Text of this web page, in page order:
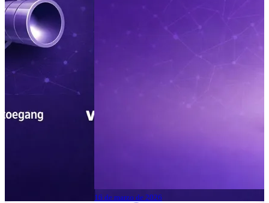
04 de agosto de 2026
paquetes para las pymes